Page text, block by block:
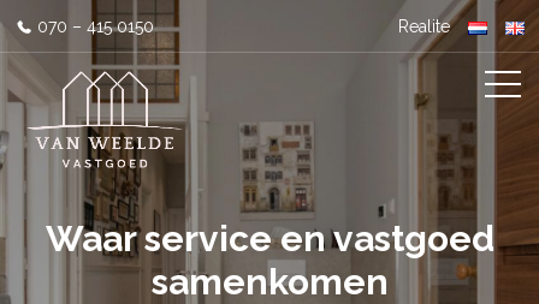
070 – 415 0150 Realite
Waar service en vastgoed
samenkomen